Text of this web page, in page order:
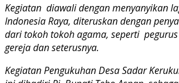
Kegiatan diawali dengan menyanyikan
Indonesia Raya, diteruskan dengan
dari tokoh tokoh agama, seperti
gereja dan seterusnya.
Kegiatan Pengukuhan Desa Sadar